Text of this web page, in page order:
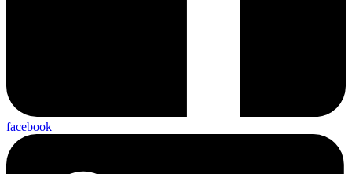
facebook